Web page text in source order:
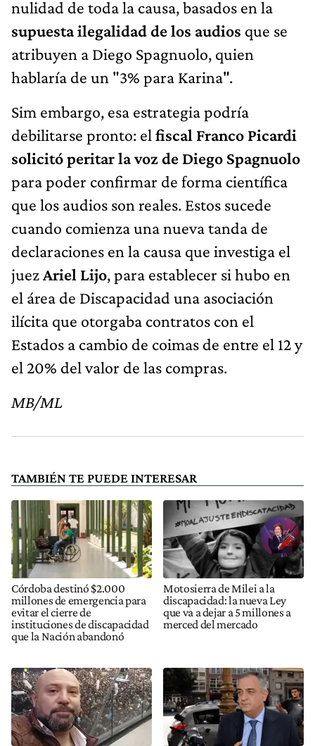
nulidad de toda la causa, basados en la
supuesta ilegalidad de los audios que se
atribuyen a Diego Spagnuolo, quien
hablaría de un "3% para Karina".
Sim embargo, esa estrategia podría
debilitarse pronto: el fiscal Franco Picardi
solicitó peritar la voz de Diego Spagnuolo
para poder confirmar de forma científica
que los audios son reales. Estos sucede
cuando comienza una nueva tanda de
declaraciones en la causa que investiga el
juezAriel Lijo, para establecer si hubo en
el área de Discapacidad una asociación
ilícita que otorgaba contratos con el
Estados a cambio de coimas de entre el 12 y
el 20% del valor de las compras.
MB/ML
TAMBIÉN TE PUEDE INTERESAR
Córdoba destinó $2.000
millones de emergencia para
evitar el cierre de
instituciones de discapacidad
que la Nación abandonó
Motosierra de Milei a la
discapacidad: la nueva Ley
que va a dejar a 5 millones a
merced del mercado